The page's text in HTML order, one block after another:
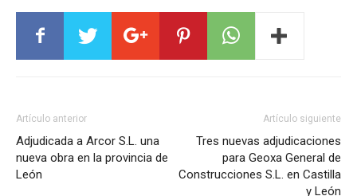
Artículo anterior
Adjudicada a Arcor S.L. una
nueva obra en la provincia de
León
Artículo siguiente
Tres nuevas adjudicaciones
para Geoxa General de
Construcciones S.L. en Castilla
y León